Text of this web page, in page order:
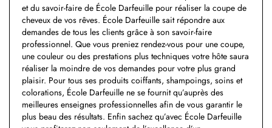
et du savoir-faire de École Darfeuille pour réaliser la coupe de
cheveux de vos rêves. École Darfeuille sait répondre aux
demandes de tous les clients grâce à son savoir-faire
professionnel. Que vous preniez rendez-vous pour une coupe,
une couleur ou des prestations plus techniques votre hôte saura
réaliser la moindre de vos demandes pour votre plus grand
plaisir. Pour tous ses produits coiffants, shampoings, soins et
colorations, École Darfeuille ne se fournit qu’auprès des
meilleures enseignes professionnelles afin de vous garantir le
plus beau des résultats. Enfin sachez qu’avec École Darfeuille